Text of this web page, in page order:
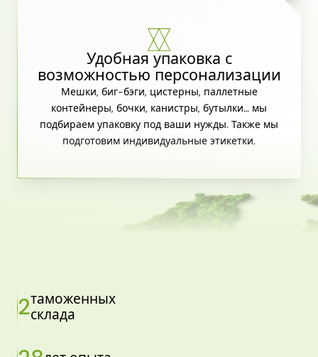
Удобная упаковка с
возможностью персонализации
Мешки, биг-бэги, цистерны, паллетные
контейнеры, бочки, канистры, бутылки… мы
подбираем упаковку под ваши нужды. Также мы
подготовим индивидуальные этикетки.
2таможенных
склада